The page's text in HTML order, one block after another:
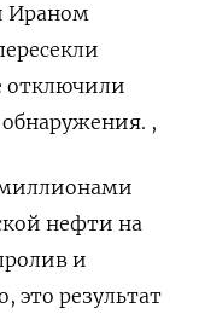
Ираном
отключили
,
нефти на
и
это ​результат